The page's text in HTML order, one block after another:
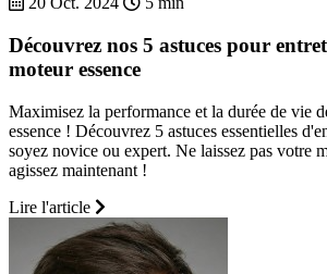
Découvrez nos 5 astuces pour
moteur essence
Maximisez la performance et la durée de vie
essence ! Découvrez 5 astuces essentielles
soyez novice ou expert. Ne laissez pas votre
agissez maintenant !
Lire l'article